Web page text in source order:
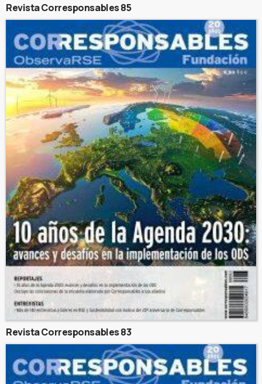
Revista Corresponsables 85
Revista Corresponsables 83